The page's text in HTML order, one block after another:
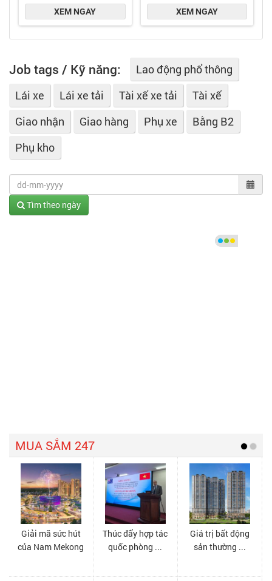
Job tags / Kỹ năng:
Lao động phổ thông
Lái xe
Lái xe tải Tài xế xe tải
Tài xế
Giao nhận
Giao hàng Phụ xe
Bằng B2
Phụ kho
Tìm theo ngày